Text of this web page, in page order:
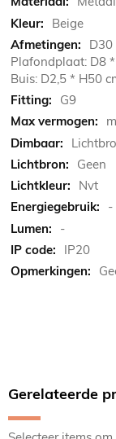
Beige
Plafondplaat: D8
Buis: D2,5 * H50
G9
Geen
Nvt
-
-
IP20
Gerelateerde